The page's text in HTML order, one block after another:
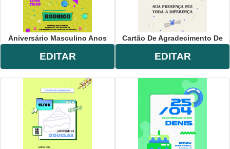
Aniversário Masculino Anos
EDITAR
Cartão De Agradecimento De
EDITAR